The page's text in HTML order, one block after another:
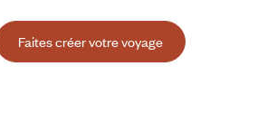
Faites créer votre voyage